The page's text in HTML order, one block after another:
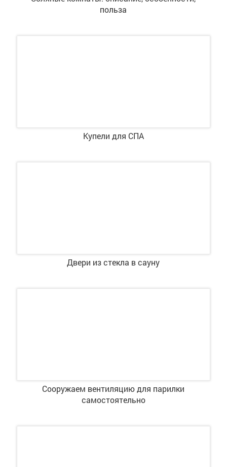
польза
Купели для СПА
Двери из стекла в сауну
Сооружаем вентиляцию для парилки
самостоятельно